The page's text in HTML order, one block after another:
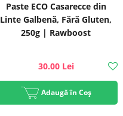
Paste ECO Casarecce din
Linte Galbenă, Fără Gluten,
250g | Rawboost
30.00 Lei
Adaugă în Coș